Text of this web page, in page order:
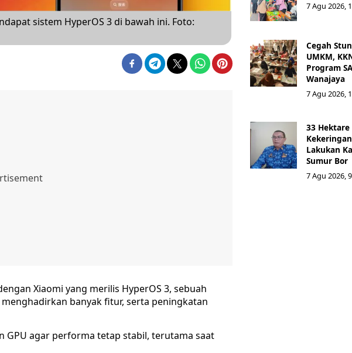
sistem HyperOS 3 di bawah ini. Foto:
Xiaomi yang merilis HyperOS 3, sebuah
banyak fitur, serta peningkatan
GPU agar performa tetap stabil, terutama saat
7 Agu 2026,
Cegah
UMKM,
Program
Wanajaya
7 Agu 2026,
33
Lakukan
Sumur Bor
7 Agu 2026,